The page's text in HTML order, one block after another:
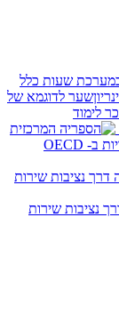
שעות כלל
שער לדוגמא של
לימוד
נציבות שירות